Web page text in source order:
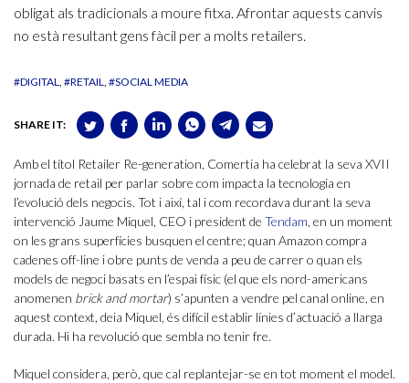
obligat als tradicionals a moure fitxa. Afrontar aquests canvis
no està resultant gens fàcil per a molts retailers.
#DIGITAL #RETAIL #SOCIAL MEDIA
SHARE IT:
Amb el títol Retailer Re-generation, Comertia ha celebrat la seva XVII
jornada de retail per parlar sobre com impacta la tecnologia en
l’evolució dels negocis. Tot i així, tal i com recordava durant la seva
intervenció Jaume Miquel, CEO i president de Tendam, en un moment
on les grans superfícies busquen el centre; quan Amazon compra
cadenes off-line i obre punts de venda a peu de carrer o quan els
models de negoci basats en l’espai físic (el que els nord-americans
anomenen brick and mortar) s’apunten a vendre pel canal online, en
aquest context, deia Miquel, és difícil establir línies d’actuació a llarga
durada. Hi ha revolució que sembla no tenir fre.
Miquel considera, però, que cal replantejar-se en tot moment el model.